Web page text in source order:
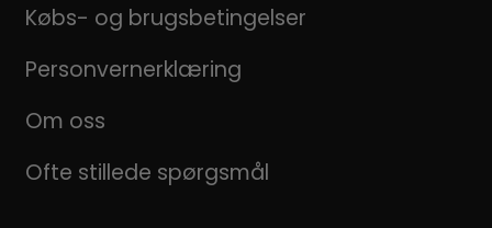
Købs- og brugsbetingelser
Personvernerklæring
Om oss
Ofte stillede spørgsmål